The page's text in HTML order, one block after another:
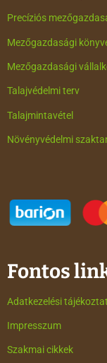
Precíziós
Mezőgazdasági
Mezőgazdasági
Talajvédelmi terv
Talajmintavétel
Növényvédelmi
Fontos
Adatkezelési
Impresszum
Szakmai cikkek